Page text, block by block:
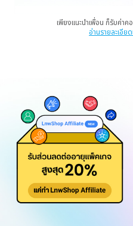
เพียงแนะนำเพื่อน ก็รับค่า
อ่านรายละเอีย